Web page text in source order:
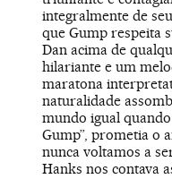
integralmente de
que Gump respeita
Dan acima de
hilariante e um
maratona
naturalidade
mundo igual
Gump”, prometia o
nunca voltamos a
Hanks nos contava